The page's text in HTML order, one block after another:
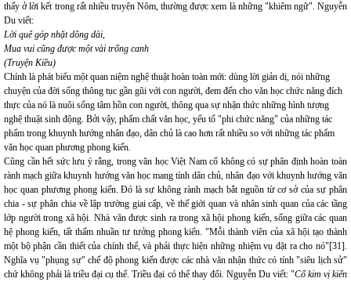
thấy ở lời kết trong rất nhiều truyện Nôm, thường được xem là những "khiêm ngữ". Nguyễn
Du viết:
Lời quê góp nhặt dông dài,
Mua vui cũng được một vài trống canh
(Truyện Kiều)
Chính là phát biểu một quan niệm nghệ thuật hoàn toàn mới: dùng lời giản dị, nói những
chuyện của đời sống thông tục gần gũi với con người, đem đến cho văn học chức năng đích
thực của nó là nuôi sống tâm hồn con người, thông qua sự nhận thức những hình tượng
nghệ thuật sinh động. Bởi vậy, phẩm chất văn học, yếu tố "phi chức năng" của những tác
phẩm trong khuynh hướng nhân đạo, dân chủ là cao hơn rất nhiều so với những tác phẩm
văn học quan phương phong kiến.
Cũng cần hết sức lưu ý rằng, trong văn học Việt Nam cổ không có sự phân định hoàn toàn
rành mạch giữa khuynh hướng văn học mang tính dân chủ, nhân đạo với khuynh hướng văn
học quan phương phong kiến. Đó là sự không rành mạch bắt nguồn từ cơ sở của sự phân
chia - sự phân chia về lập trường giai cấp, về thế giới quan và nhân sinh quan của các tầng
lớp người trong xã hội. Nhà văn được sinh ra trong xã hội phong kiến, sống giữa các quan
hệ phong kiến, tất thấm nhuần tư tưởng phong kiến. "Mỗi thành viên của xã hội tạo thành
một bộ phận cần thiết của chính thể, và phải thực hiện những nhiệm vụ đặt ra cho nó"[31].
Nghĩa vụ "phụng sự" chế độ phong kiến được các nhà văn nhận thức có tính "siêu lịch sử"
chứ không phải là triều đại cụ thể. Triều đại có thể thay đổi. Nguyễn Du viết: "Cổ kim vị kiến